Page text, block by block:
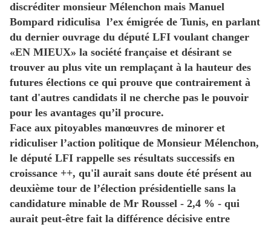
discréditer monsieur Mélenchon mais Manuel
Bompard ridiculisa‭ ‬l’ex émigrée de Tunis, en parlant
du dernier ouvrage du député LFI voulant changer‭
«‬EN MIEUX‭» ‬la société française et désirant se
trouver au plus vite un remplaçant à la hauteur des
futures élections ce qui prouve que contrairement à
tant d'autres candidats ‬il ne cherche pas le pouvoir
pour les avantages qu’il procure.‭
Face aux pitoyables manœuvres de minorer et
ridiculiser l’action politique de Monsieur Mélenchon,‭
‬le député LFI rappelle ses résultats successifs en
croissance‭ ‬++‭, ‬qu'il aurait sans doute été présent au
deuxième tour de l’élection présidentielle sans la
candidature minable de Mr Roussel -‭ ‬2,4‭ ‬%‭ ‬- qui
aurait peut-être fait la différence décisive entre